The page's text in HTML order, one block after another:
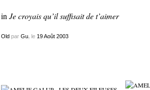
inJe croyais qu’il suffisait de t’aimer
Oldpar Gu. le 19 Août 2003